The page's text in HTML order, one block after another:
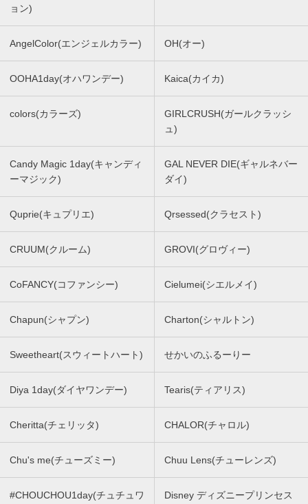
ョン)
AngelColor(エンジェルカラー) OH(オー)
OOHA1day(オハワンデー) Kaica(カイカ)
colors(カラーズ)
GIRLCRUSH(ガールクラッシ
ュ)
Candy Magic 1day(キャンディ
ーマジック)
GAL NEVER DIE(ギャルネバー
ダイ)
Quprie(キュプリエ) Qrsessed(クラセスト)
CRUUM(クルーム) GROVI(グロヴィー)
CoFANCY(コファンシー) Cielumei(シエルメイ)
Chapun(シャプン) Charton(シャルトン)
Sweetheart(スウィートハート) せかいのふるーりー
Diya 1day(ダイヤワンデー) Tearis(ティアリス)
Cheritta(チェリッタ) CHALOR(チャロル)
Chu's me(チューズミー) Chuu Lens(チューレンズ)
#CHOUCHOU1day(チュチュワ
Disney ディズニープリンセス